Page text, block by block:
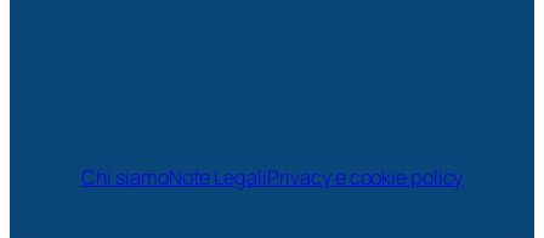
Chi siamoNote LegaliPrivacy e cookie policy